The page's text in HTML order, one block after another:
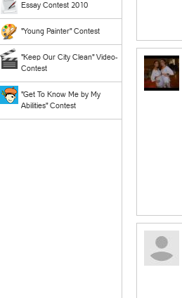
Essay Contest 2010
"Young Painter" Contest
"Keep Our City Clean" Video-
Contest
"Get To Know Me by My
Abilities" Contest